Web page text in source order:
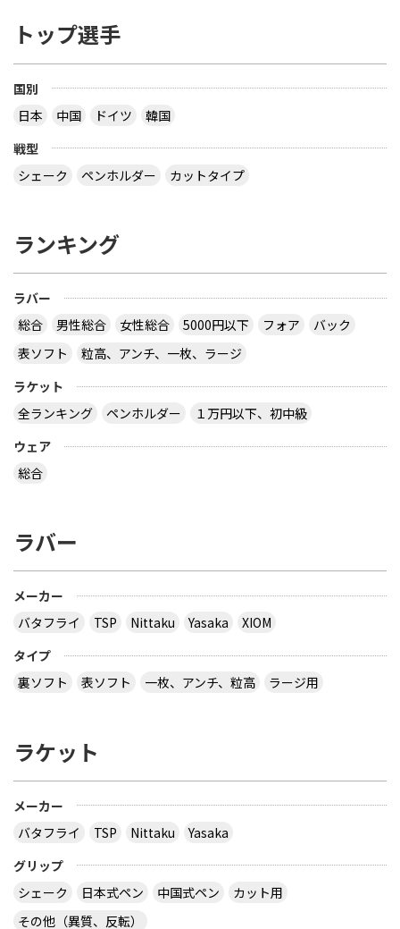
トップ選手
国別
日本
中国 ドイツ
韓国
戦型
シェーク
ペンホルダー カットタイプ
ランキング
ラバー
総合
男性総合 女性総合 5000円以下 フォア
バック
表ソフト
粒高、アンチ、一枚、ラージ
ラケット
全ランキング
ペンホルダー
１万円以下、初中級
ウェア
総合
ラバー
メーカー
バタフライ
TSP Nittaku Yasaka
XIOM
タイプ
裏ソフト
表ソフト 一枚、アンチ、粒高 ラージ用
ラケット
メーカー
バタフライ
TSP Nittaku
Yasaka
グリップ
シェーク
日本式ペン 中国式ペン
カット用
その他（異質、反転）